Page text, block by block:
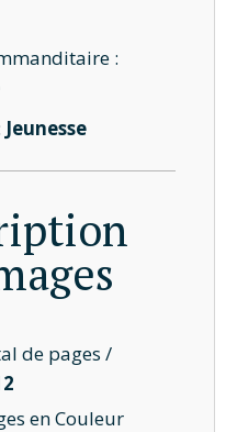
:
Jeunesse
de pages /
en Couleur